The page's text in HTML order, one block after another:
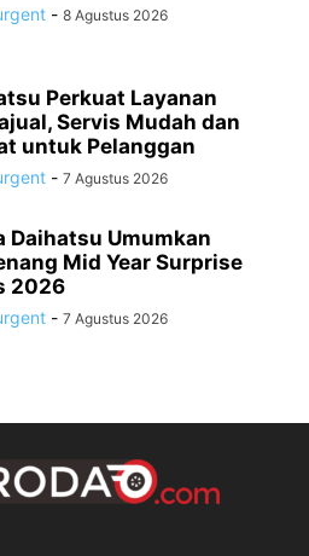
- 8 Agustus 2026
Perkuat Layanan
Servis Mudah dan
untuk Pelanggan
- 7 Agustus 2026
Daihatsu Umumkan
Mid Year Surprise
2026
- 7 Agustus 2026